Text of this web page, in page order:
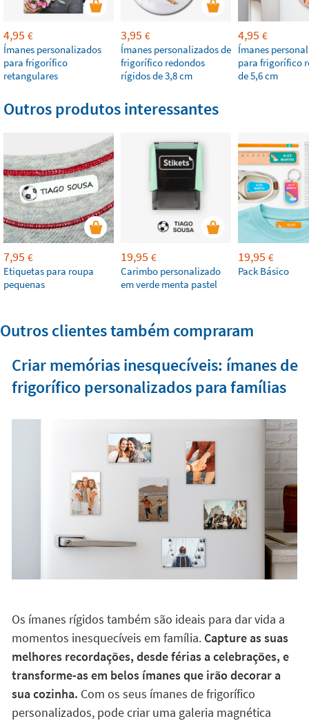
4,95 €
Ímanes personalizados
para frigorífico
retangulares
3,95 €
Ímanes personalizados de
frigorífico redondos
rígidos de 3,8 cm
4,95 €
Ímanes
para frigorífico
de 5,6 cm
Outros produtos interessantes
7,95 €
Etiquetas para roupa
pequenas
19,95 €
Carimbo personalizado
em verde menta pastel
19,95 €
Pack Básico
Outros clientes também compraram
Criar memórias inesquecíveis: ímanes de
frigorífico personalizados para famílias
Os ímanes rígidos também são ideais para dar vida a
momentos inesquecíveis em família. Capture as suas
melhores recordações, desde férias a celebrações, e
transforme-as em belos ímanes que irão decorar a
sua cozinha. Com os seus ímanes de frigorífico
personalizados, pode criar uma galeria magnética